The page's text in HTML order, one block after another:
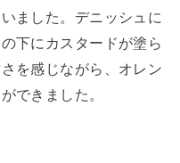
ました。デニッシュに
下にカスタードが塗ら
を感じながら、オレン
できました。